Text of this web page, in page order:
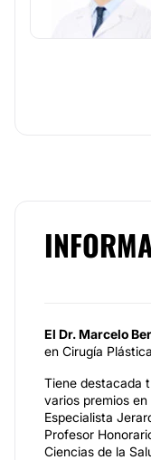
El Dr. Marcelo
en Cirugía
Tiene destacada
varios premios
Especialista
Profesor
Ciencias de la